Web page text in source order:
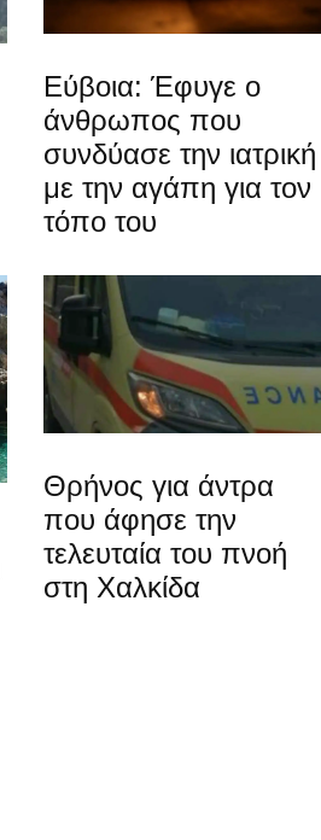
Εύβοια: Έφυγε ο
άνθρωπος που
συνδύασε την ιατρική
με την αγάπη για τον
τόπο του
Θρήνος για άντρα
που άφησε την
τελευταία του πνοή
στη Χαλκίδα